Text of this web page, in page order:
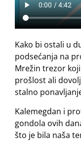
Kako bi ostali u
podsećanja na
Mrežin trezor
prošlost ali
stalno
Kalemegdan i
gondola ovih
što je bila naša